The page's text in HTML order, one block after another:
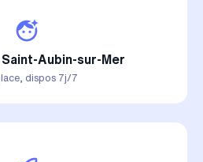
Aubin-sur-Mer
dispos 7j/7